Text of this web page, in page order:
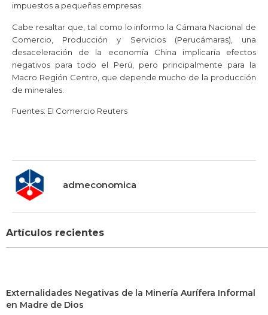
impuestos a pequeñas empresas.
Cabe resaltar que, tal como lo informo la Cámara Nacional de
Comercio, Producción y Servicios (Perucámaras), una
desaceleración de la economía China implicaría efectos
negativos para todo el Perú, pero principalmente para la
Macro Región Centro, que depende mucho de la producción
de minerales.
Fuentes: El Comercio Reuters
admeconomica
Artículos recientes
Externalidades Negativas de la Minería Aurífera Informal
en Madre de Dios